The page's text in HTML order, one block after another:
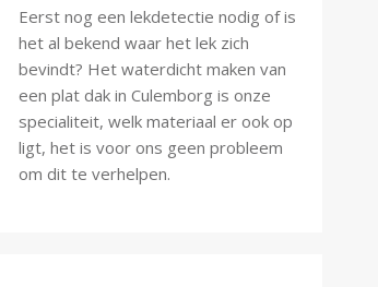
Eerst nog een lekdetectie nodig of is
het al bekend waar het lek zich
bevindt? Het waterdicht maken van
een plat dak in Culemborg is onze
specialiteit, welk materiaal er ook op
ligt, het is voor ons geen probleem
om dit te verhelpen.